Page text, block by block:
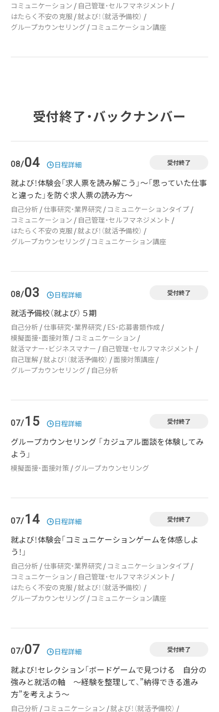
コミュニケーション / 自己管理・セルフマネジメント /
はたらく不安の克服 /就よび！（就活予備校） /
グループカウンセリング / コミュニケーション講座
受付終了・バックナンバー
08/04 日程詳細
就よび！体験会「求人票を読み解こう」～「思っていた仕事
と違った」を防ぐ求人票の読み方～
自己分析 /仕事研究・業界研究 / コミュニケーションタイプ /
コミュニケーション / 自己管理・セルフマネジメント /
はたらく不安の克服 /就よび！（就活予備校） /
グループカウンセリング / コミュニケーション講座
受付終了
08/03 日程詳細
就活予備校（就よび）５期
自己分析 /仕事研究・業界研究 /ES・応募書類作成 /
模擬面接・面接対策 / コミュニケーション /
就活マナー・ビジネスマナー / 自己管理・セルフマネジメント /
自己理解 /就よび！（就活予備校） /面接対策講座 /
グループカウンセリング / 自己分析
受付終了
07/15 日程詳細
グループカウンセリング 「カジュアル面談を体験してみ
よう」
模擬面接・面接対策 /グループカウンセリング
受付終了
07/14 日程詳細
就よび！体験会「コミュニケーションゲームを体感しよ
う！」
自己分析 /仕事研究・業界研究 / コミュニケーションタイプ /
コミュニケーション / 自己管理・セルフマネジメント /
はたらく不安の克服 /就よび！（就活予備校） /
グループカウンセリング / コミュニケーション講座
受付終了
07/07 日程詳細
就よび！セレクション「ボードゲームで見つける 自分の
強みと就活の軸 ～経験を整理して、”納得できる進み
方”を考えよう～
自己分析 / コミュニケーション /就よび！（就活予備校） /
受付終了